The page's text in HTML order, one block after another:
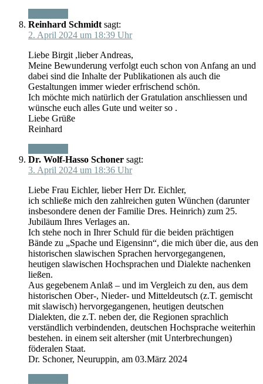
Reinhard Schmidt sagt:
2. April 2024 um 18:39 Uhr
Liebe Birgit ,lieber Andreas,
Meine Bewunderung verfolgt euch schon von Anfang an und
dabei sind die Inhalte der Publikationen als auch die
Gestaltungen immer wieder erfrischend schön.
Ich möchte mich natürlich der Gratulation anschliessen und
wünsche euch alles Gute und weiter so .
Liebe Grüße
Reinhard
Dr. Wolf-Hasso Schoner sagt:
3. April 2024 um 18:36 Uhr
Liebe Frau Eichler, lieber Herr Dr. Eichler,
ich schließe mich den zahlreichen guten Wünchen (darunter
insbesondere denen der Familie Dres. Heinrich) zum 25.
Jubiläum Ihres Verlages an.
Ich stehe noch in Ihrer Schuld für die beiden prächtigen
Bände zu „Spache und Eigensinn“, die mich über die, aus den
historischen slawischen Sprachen hervorgegangenen,
heutigen slawischen Hochsprachen und Dialekte nachenken
ließen.
Aus gegebenem Anlaß – und im Vergleich zu den, aus dem
historischen Ober-, Nieder- und Mitteldeutsch (z.T. gemischt
mit slawisch) hervorgegangenen, heutigen deutschen
Dialekten, die z.T. neben der, die Regionen sprachlich
verständlich verbindenden, deutschen Hochsprache weiterhin
bestehen. in einem seit altersher (mit Unterbrechungen)
föderalen Staat.
Dr. Schoner, Neuruppin, am 03.März 2024